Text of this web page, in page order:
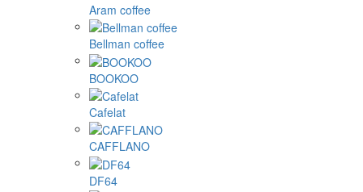
Aram coffee
Bellman coffee
BOOKOO
Cafelat
CAFFLANO
DF64